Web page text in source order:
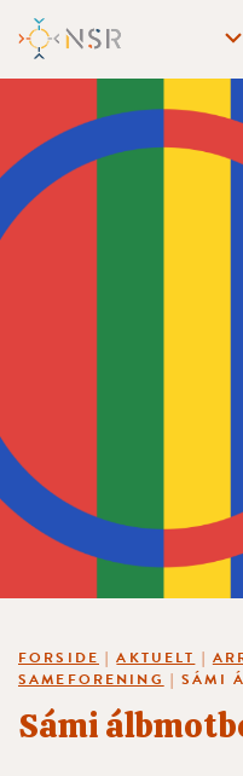
FORSIDE | AKTUELT |
SAMEFORENING | SÁMI
Sámi